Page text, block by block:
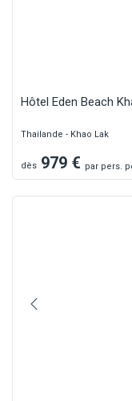
Hôtel Eden Beach
Thailande - Khao Lak
dès 979 € par pers.